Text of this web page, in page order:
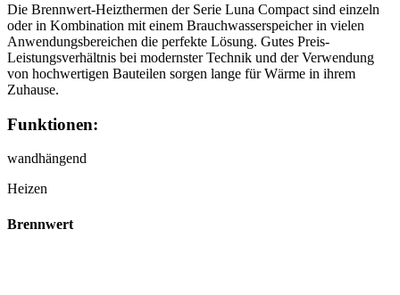
Die Brennwert-Heizthermen der Serie Luna Compact sind einzeln
oder in Kombination mit einem Brauchwasserspeicher in vielen
Anwendungsbereichen die perfekte Lösung. Gutes Preis-
Leistungsverhältnis bei modernster Technik und der Verwendung
von hochwertigen Bauteilen sorgen lange für Wärme in ihrem
Zuhause.
Funktionen:
wandhängend
Heizen
Brennwert